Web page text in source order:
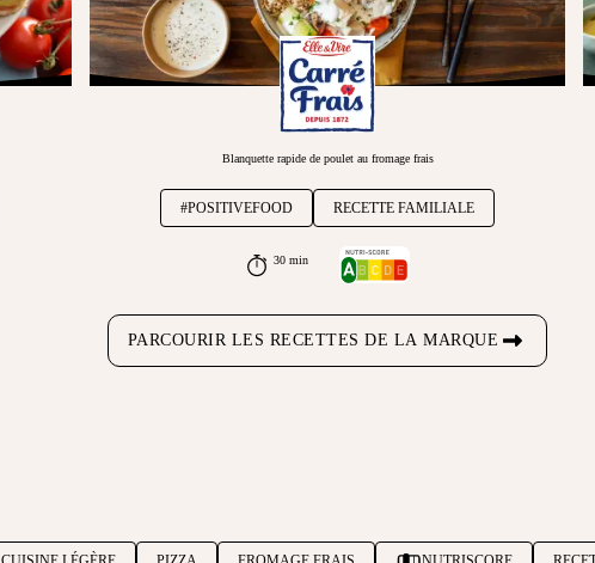
Blanquette rapide de poulet au fromage frais
#POSITIVEFOOD RECETTE FAMILIALE
30 min
PARCOURIR LES RECETTES DE LA MARQUE